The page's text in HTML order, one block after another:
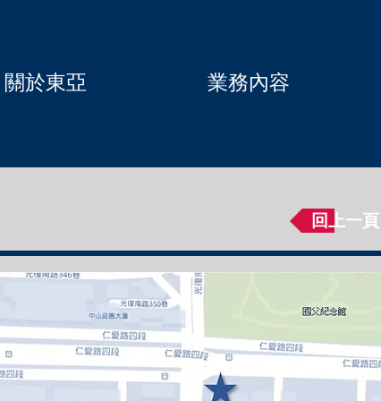
關於東亞 業務內容
回上一頁